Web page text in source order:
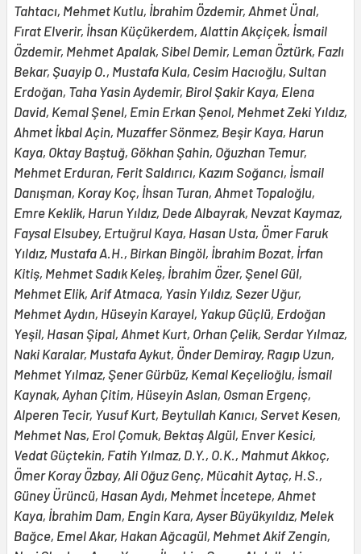
Tahtacı, Mehmet Kutlu, İbrahim Özdemir, Ahmet Ünal,
Fırat Elverir, İhsan Küçükerdem, Alattin Akçiçek, İsmail
Özdemir, Mehmet Apalak, Sibel Demir, Leman Öztürk, Fazlı
Bekar, Şuayip O., Mustafa Kula, Cesim Hacıoğlu, Sultan
Erdoğan, Taha Yasin Aydemir, Birol Şakir Kaya, Elena
David, Kemal Şenel, Emin Erkan Şenol, Mehmet Zeki Yıldız,
Ahmet İkbal Açin, Muzaffer Sönmez, Beşir Kaya, Harun
Kaya, Oktay Baştuğ, Gökhan Şahin, Oğuzhan Temur,
Mehmet Erduran, Ferit Saldırıcı, Kazım Soğancı, İsmail
Danışman, Koray Koç, İhsan Turan, Ahmet Topaloğlu,
Emre Keklik, Harun Yıldız, Dede Albayrak, Nevzat Kaymaz,
Faysal Elsubey, Ertuğrul Kaya, Hasan Usta, Ömer Faruk
Yıldız, Mustafa A.H., Birkan Bingöl, İbrahim Bozat, İrfan
Kitiş, Mehmet Sadık Keleş, İbrahim Özer, Şenel Gül,
Mehmet Elik, Arif Atmaca, Yasin Yıldız, Sezer Uğur,
Mehmet Aydın, Hüseyin Karayel, Yakup Güçlü, Erdoğan
Yeşil, Hasan Şipal, Ahmet Kurt, Orhan Çelik, Serdar Yılmaz,
Naki Karalar, Mustafa Aykut, Önder Demiray, Ragıp Uzun,
Mehmet Yılmaz, Şener Gürbüz, Kemal Keçelioğlu, İsmail
Kaynak, Ayhan Çitim, Hüseyin Aslan, Osman Ergenç,
Alperen Tecir, Yusuf Kurt, Beytullah Kanıcı, Servet Kesen,
Mehmet Nas, Erol Çomuk, Bektaş Algül, Enver Kesici,
Vedat Güçtekin, Fatih Yılmaz, D.Y., O.K., Mahmut Akkoç,
Ömer Koray Özbay, Ali Oğuz Genç, Mücahit Aytaç, H.S.,
Güney Ürüncü, Hasan Aydı, Mehmet İncetepe, Ahmet
Kaya, İbrahim Dam, Engin Kara, Ayser Büyükyıldız, Melek
Bağce, Emel Akar, Hakan Ağcagül, Mehmet Akif Zengin,